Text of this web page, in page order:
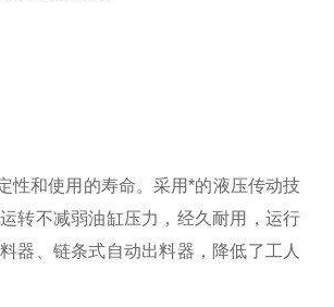
性和使用的寿命。采用*的液压传动技
转不减弱油缸压力，经久耐用，运行
器、链条式自动出料器，降低了工人